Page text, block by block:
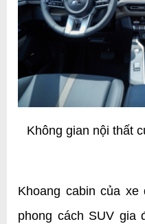
Không gian nội thất
Khoang cabin của
phong cách SUV gia